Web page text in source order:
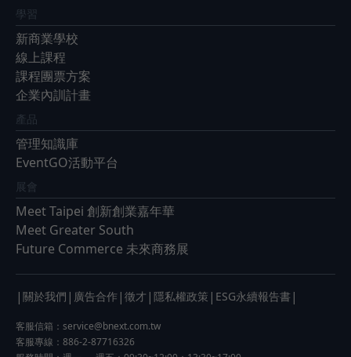
學習
新商業學校
線上課程
課程團票方案
企業內訓計畫
產品
管理知識庫
EventGO活動平台
展會
Meet Taipei 創新創業嘉年華
Meet Greater South
Future Commerce 未來商務展
| 關於我們 | 廣告合作 | 徵才 | 隱私權政策 | ESG永續報告書 |
客服信箱： service@bnext.com.tw
客服專線：886-2-87716326